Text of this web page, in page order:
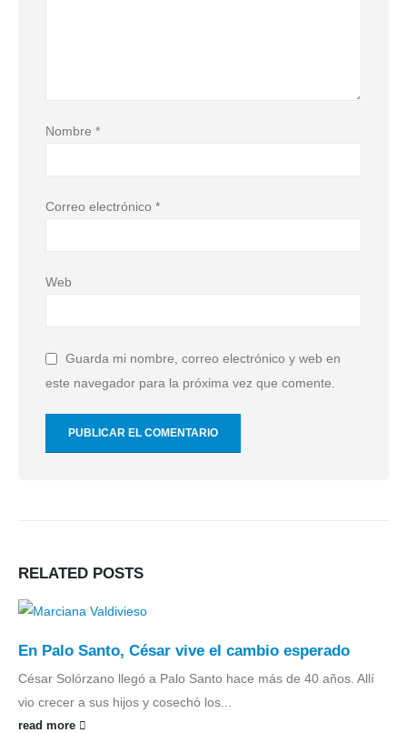
Nombre *
Correo electrónico *
Web
Guarda mi nombre, correo electrónico y web en
este navegador para la próxima vez que comente.
RELATED POSTS
En Palo Santo, César vive el cambio esperado
César Solórzano llegó a Palo Santo hace más de 40 años. Allí
vio crecer a sus hijos y cosechó los...
read more